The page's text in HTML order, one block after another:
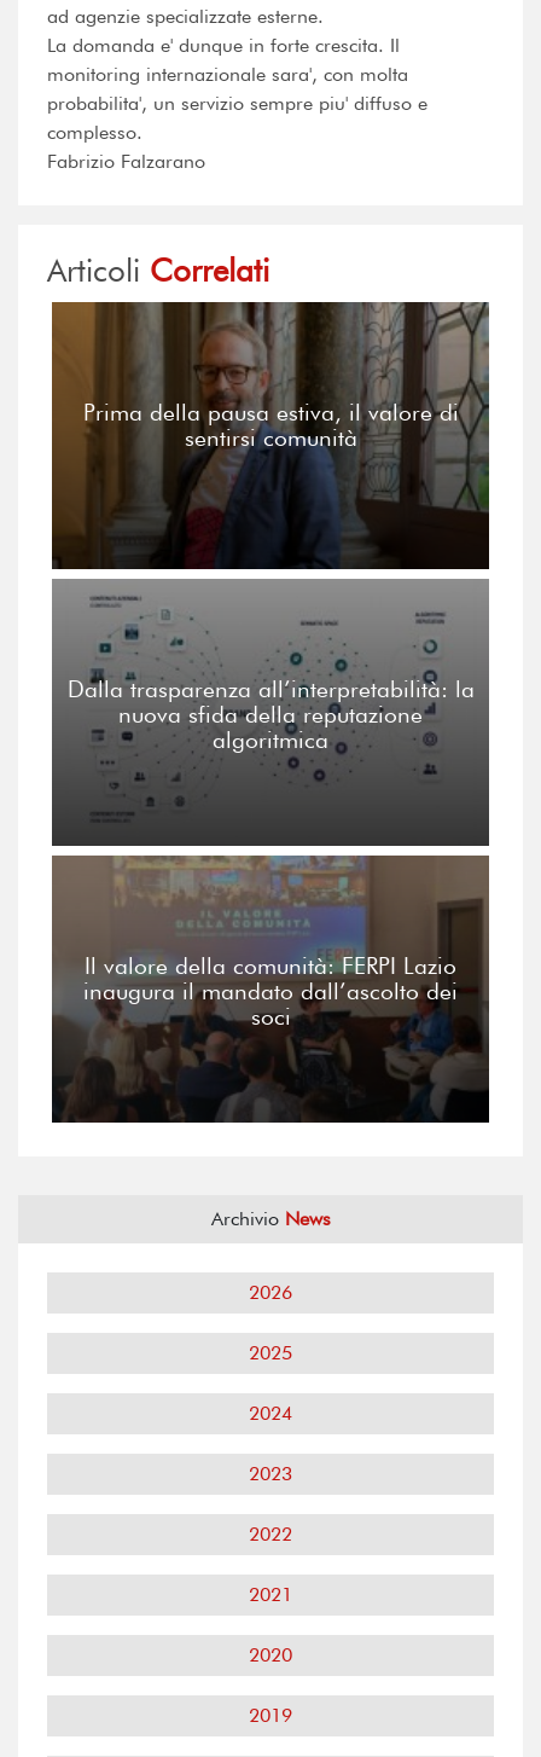
ad agenzie specializzate esterne.
La domanda e' dunque in forte crescita. Il
monitoring internazionale sara', con molta
probabilita', un servizio sempre piu' diffuso e
Fabrizio Falzarano
Articoli Correlati
Prima della pausa estiva, il valore di
sentirsi comunità
Dalla trasparenza all’interpretabilità: la
nuova sfida della reputazione
algoritmica
Il valore della comunità: FERPI Lazio
inaugura il mandato dall’ascolto dei
soci
Archivio News
2026
2025
2024
2023
2022
2021
2020
2019